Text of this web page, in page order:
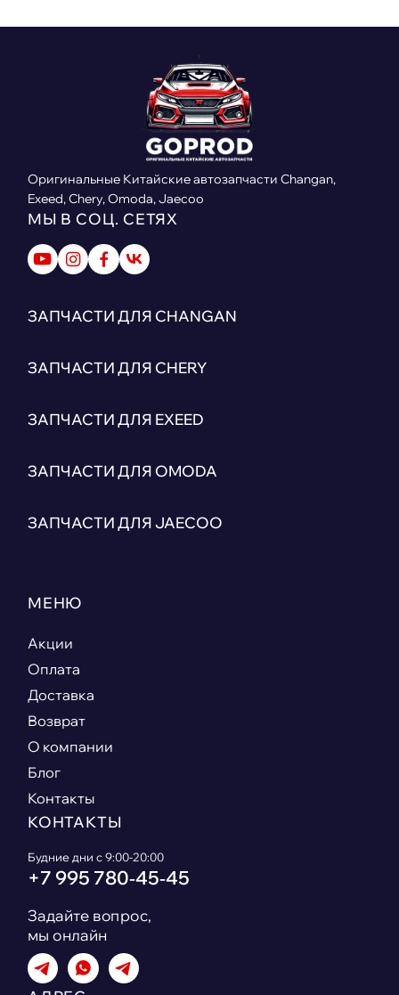
Оригинальные Китайские автозапчасти Changan,
Exeed, Chery, Omoda, Jaecoo
МЫ В СОЦ. СЕТЯХ
ЗАПЧАСТИ ДЛЯ CHANGAN
ЗАПЧАСТИ ДЛЯ CHERY
ЗАПЧАСТИ ДЛЯ EXEED
ЗАПЧАСТИ ДЛЯ OMODA
ЗАПЧАСТИ ДЛЯ JAECOO
МЕНЮ
Акции
Оплата
Доставка
Возврат
О компании
Блог
Контакты
КОНТАКТЫ
Будние дни с 9:00-20:00
+7 995 780‑45‑45
Задайте вопрос,
мы онлайн